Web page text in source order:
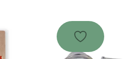
26,12 €